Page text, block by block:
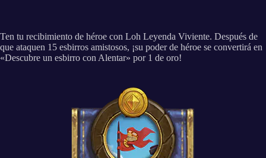
Ten tu recibimiento de héroe con Loh Leyenda Viviente. Después de
que ataquen 15 esbirros amistosos, ¡su poder de héroe se convertirá en
«Descubre un esbirro con Alentar» por 1 de oro!